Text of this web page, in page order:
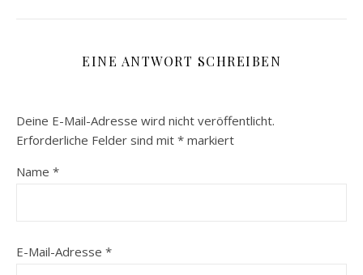
EINE ANTWORT SCHREIBEN
Deine E-Mail-Adresse wird nicht veröffentlicht.
Erforderliche Felder sind mit * markiert
Name *
E-Mail-Adresse *